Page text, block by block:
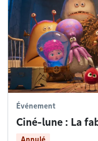
Événement
Ciné-lune : La